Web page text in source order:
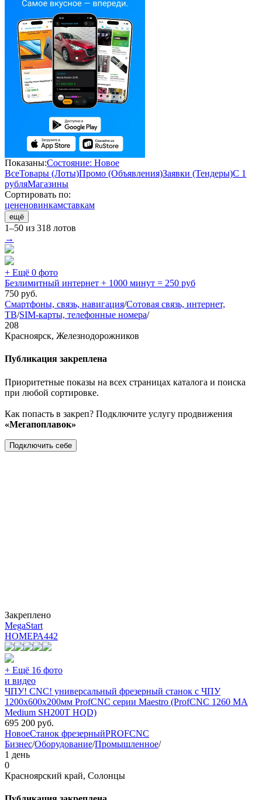
Показаны:Состояние: Новое
ВсеТовары (Лоты)Промо (Объявления)Заявки (Тендеры)С 1
рубляМагазины
Сортировать по:
цененовинкамставкам
ещё
1–50 из 318 лотов
→
+ Ещё 0 фото
Безлимитный интернет + 1000 минут = 250 руб
750 руб.
Смартфоны, связь, навигация/Сотовая связь, интернет,
ТВ/SIM-карты, телефонные номера/
208
Красноярск, Железнодорожников
Публикация закреплена
Приоритетные показы на всех страницах каталога и поиска
при любой сортировке.
Как попасть в закреп? Подключите услугу продвижения
«Мегапоплавок»
Подключить себе
Закреплено
MegaStart
НОМЕРА442
+ Ещё 16 фото
и видео
ЧПУ! CNC! универсальный фрезерный станок с ЧПУ
1200х600х200мм ProfCNC серии Maestro (ProfCNC 1260 MA
Medium SH200T HQD)
695 200 руб.
НовоеСтанок фрезерныйPROFCNC
Бизнес/Оборудование/Промышленное/
1 день
0
Красноярский край, Солонцы